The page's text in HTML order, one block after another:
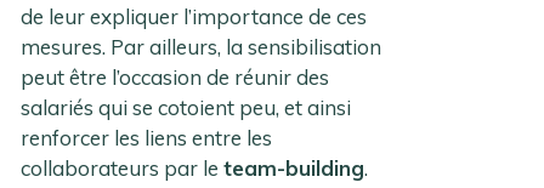
de leur expliquer l’importance de ces
mesures. Par ailleurs, la sensibilisation
peut être l’occasion de réunir des
salariés qui se cotoient peu, et ainsi
renforcer les liens entre les
collaborateurs par leteam-building.